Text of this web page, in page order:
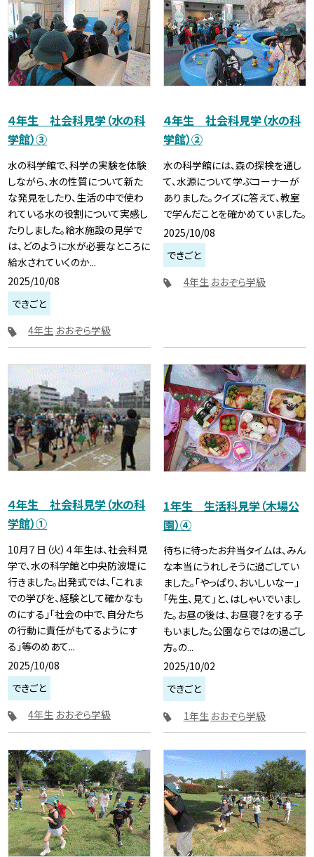
４年生 社会科見学（水の科
学館）③
水の科学館で、科学の実験を体験
しながら、水の性質について新た
な発見をしたり、生活の中で使わ
れている水の役割について実感し
たりしました。給水施設の見学で
は、どのように水が必要なところに
給水されていくのか...
2025/10/08
できごと
4年生 おおぞら学級
４年生 社会科見学（水の科
学館）②
水の科学館には、森の探検を通し
て、水源について学ぶコーナーが
ありました。クイズに答えて、教室
で学んだことを確かめていました。
2025/10/08
できごと
4年生 おおぞら学級
４年生 社会科見学（水の科
学館）①
10月７日（火）４年生は、社会科見
学で、水の科学館と中央防波堤に
行きました。出発式では、「これま
での学びを、経験として確かなも
のにする」「社会の中で、自分たち
の行動に責任がもてるようにす
る」等のめあて...
2025/10/08
できごと
4年生 おおぞら学級
1年生 生活科見学（木場公
園）④
待ちに待ったお弁当タイムは、みん
な本当にうれしそうに過ごしてい
ました。「やっぱり、おいしいなー」
「先生、見て」と、はしゃいでいまし
た。お昼の後は、お昼寝？をする子
もいました。公園ならではの過ごし
方。の...
2025/10/02
できごと
1年生 おおぞら学級